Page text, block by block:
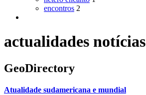
encontros 2
actualidades notícias
GeoDirectory
Atualidade sudamericana e mundial